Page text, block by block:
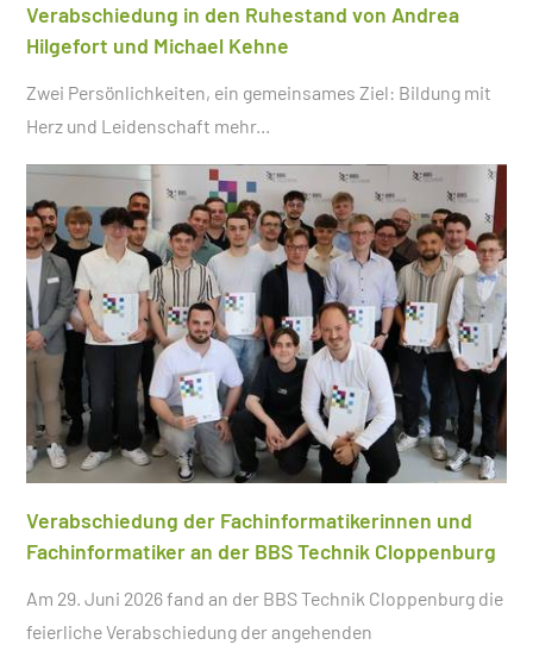
Verabschiedung in den Ruhestand von Andrea
Hilgefort und Michael Kehne
Zwei Persönlichkeiten, ein gemeinsames Ziel: Bildung mit
Herz und Leidenschaft mehr...
Verabschiedung der Fachinformatikerinnen und
Fachinformatiker an der BBS Technik Cloppenburg
Am 29. Juni 2026 fand an der BBS Technik Cloppenburg die
feierliche Verabschiedung der angehenden